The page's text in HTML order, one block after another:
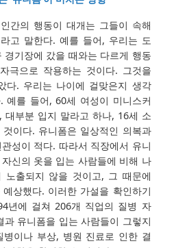
간의 행동이 대개는 그들이 속해
고 말한다. 예를 들어, 우리는 도
경기장에 갔을 때와는 다르게 행동
극으로 작용하는 것이다. 그것을
다. 우리는 나이에 걸맞은지 생각
예를 들어, 60세 여성이 미니스커
대부분 입지 말라고 하나, 16세 소
이다. 유니폼은 일상적인 의복과
성이 적다. 따라서 직장에서 유니
신의 옷을 입는 사람들에 비해 나
노출되지 않을 것이고, 그 때문에
상했다. 이러한 가설을 확인하기
년에 걸쳐 206개 직업의 질병 자
과 유니폼을 입는 사람들이 그렇지
병이나 부상, 병원 진료로 인한 결